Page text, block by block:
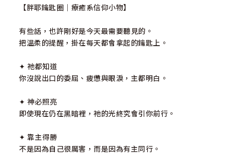
【胖耶鑰匙圈｜療癒系信仰小物】
有些話，也許剛好是今天最需要聽見的。
把溫柔的提醒，掛在每天都會拿起的鑰匙上。
✦ 祂都知道
你沒說出口的委屈、疲憊與眼淚，主都明白。
✦ 神必照亮
即使現在仍在黑暗裡，祂的光終究會引你前行。
✦ 靠主得勝
不是因為自己很厲害，而是因為有主同行。